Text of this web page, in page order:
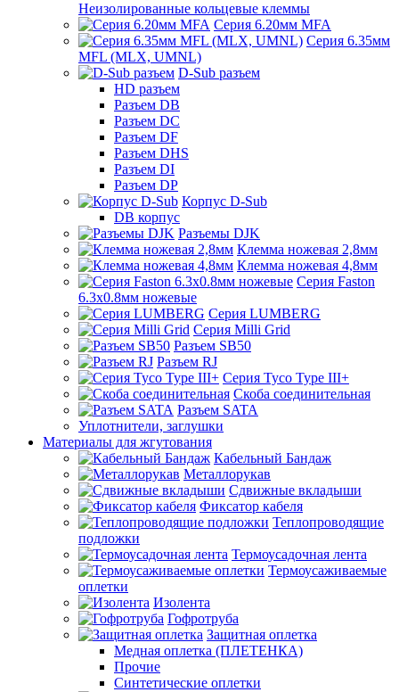
Неизолированные кольцевые клеммы
Серия 6.20мм MFA
Серия 6.35мм
MFL (MLX, UMNL)
D-Sub разъем
HD разъем
Разъем DB
Разъем DC
Разъем DF
Разъем DHS
Разъем DI
Разъем DP
Корпус D-Sub
DB корпус
Разъемы DJK
Клемма ножевая 2,8мм
Клемма ножевая 4,8мм
Серия Faston
6.3х0.8мм ножевые
Серия LUMBERG
Серия Milli Grid
Разъем SB50
Разъем RJ
Серия Tyco Type III+
Скоба соединительная
Разъем SATA
Уплотнители, заглушки
Материалы для жгутования
Кабельный Бандаж
Металлорукав
Сдвижные вкладыши
Фиксатор кабеля
Теплопроводящие
подложки
Термоусадочная лента
Термоусаживаемые
оплетки
Изолента
Гофротруба
Защитная оплетка
Медная оплетка (ПЛЕТЕНКА)
Прочие
Синтетические оплетки